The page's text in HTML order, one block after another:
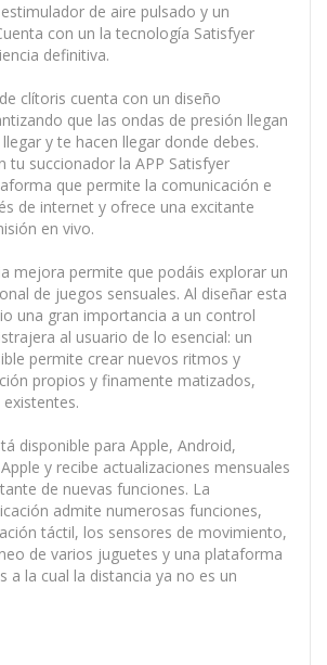
de aire pulsado y un
con un la tecnología Satisfyer
definitiva.
clítoris cuenta con un diseño
que las ondas de presión llegan
y te hacen llegar donde debes.
tu succionador la APP Satisfyer
que permite la comunicación e
de internet y ofrece una excitante
en vivo.
mejora permite que podáis explorar un
de juegos sensuales. Al diseñar esta
una gran importancia a un control
al usuario de lo esencial: un
permite crear nuevos ritmos y
propios y finamente matizados,
disponible para Apple, Android,
y recibe actualizaciones mensuales
de nuevas funciones. La
admite numerosas funciones,
táctil, los sensores de movimiento,
de varios juguetes y una plataforma
a la cual la distancia ya no es un